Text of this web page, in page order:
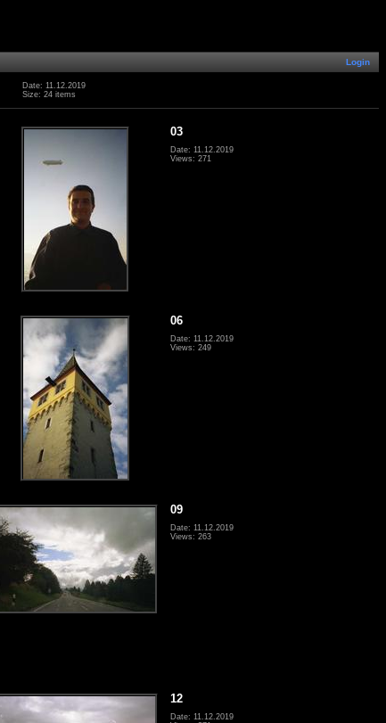
Login
Date: 11.12.2019
Size: 24 items
03
Date: 11.12.2019
Views: 271
06
Date: 11.12.2019
Views: 249
09
Date: 11.12.2019
Views: 263
12
Date: 11.12.2019